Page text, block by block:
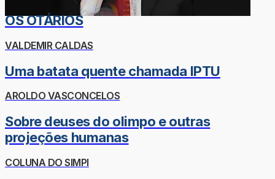
OS OTÁRIOS
VALDEMIR CALDAS
Uma batata quente chamada IPTU
AROLDO VASCONCELOS
Sobre deuses do olimpo e outras
projeções humanas
COLUNA DO SIMPI